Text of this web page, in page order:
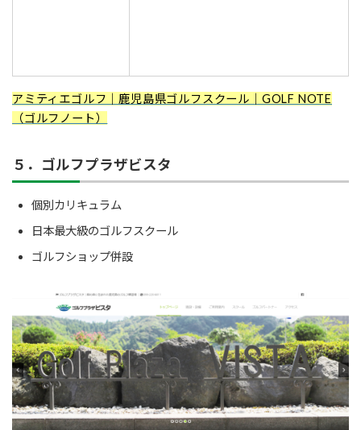
アミティエゴルフ｜鹿児島県ゴルフスクール｜GOLF NOTE
（ゴルフノート）
５．ゴルフプラザビスタ
個別カリキュラム
日本最大級のゴルフスクール
ゴルフショップ併設